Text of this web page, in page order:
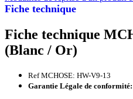
Fiche technique
Fiche technique
(Blanc / Or)
Ref MCHOSE: HW-V9-13
Garantie Légale de conformité: